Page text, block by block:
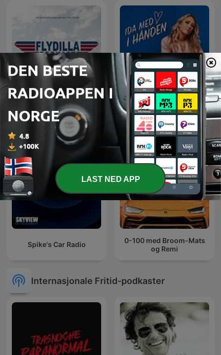
Flydilla Ida med hjertet i hånden
Spike's Car Radio
0-100 med Broom-Mats
og Remi
Internasjonale Fritid-podkaster
LAST NED APP